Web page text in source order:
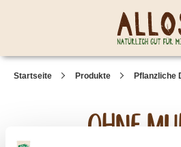
Skip to content
Startseite Produkte Pflanzliche
Ohne